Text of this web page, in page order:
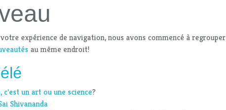
expérience de navigation, nous avons commencé à regrouper
au même endroit!
c'est un art ou une science?
Shivananda